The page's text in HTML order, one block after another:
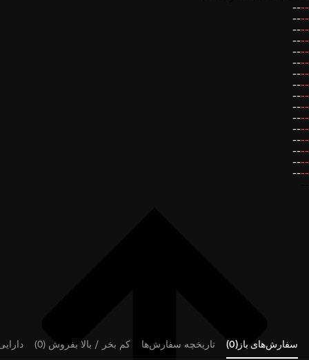
--
--
--
--
--
--
--
--
--
--
--
--
--
--
--
--
--
--
--
--
--
--
--
--
--
--
--
--
--
--
--
--
سفارش‌های باز(0) تاریخچه سفارش‌ها کم بخر / بالا بفروش (0)